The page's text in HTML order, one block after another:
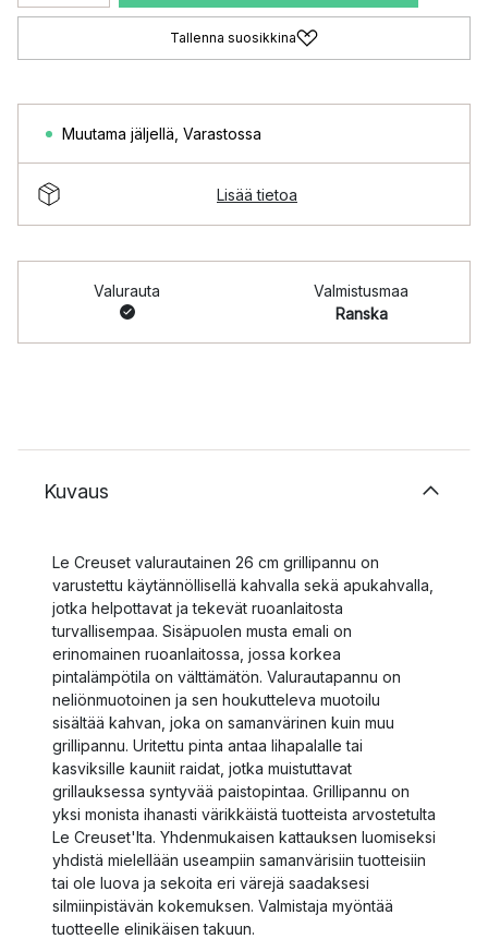
Tallenna suosikkina
Muutama jäljellä Varastossa
Lisää tietoa
Valurauta
Valmistusmaa
Ranska
Kuvaus
Le Creuset valurautainen 26 cm grillipannu on
varustettu käytännöllisellä kahvalla sekä apukahvalla,
jotka helpottavat ja tekevät ruoanlaitosta
turvallisempaa. Sisäpuolen musta emali on
erinomainen ruoanlaitossa, jossa korkea
pintalämpötila on välttämätön. Valurautapannu on
neliönmuotoinen ja sen houkutteleva muotoilu
sisältää kahvan, joka on samanvärinen kuin muu
grillipannu. Uritettu pinta antaa lihapalalle tai
kasviksille kauniit raidat, jotka muistuttavat
grillauksessa syntyvää paistopintaa. Grillipannu on
yksi monista ihanasti värikkäistä tuotteista arvostetulta
Le Creuset'lta. Yhdenmukaisen kattauksen luomiseksi
yhdistä mielellään useampiin samanvärisiin tuotteisiin
tai ole luova ja sekoita eri värejä saadaksesi
silmiinpistävän kokemuksen. Valmistaja myöntää
tuotteelle elinikäisen takuun.